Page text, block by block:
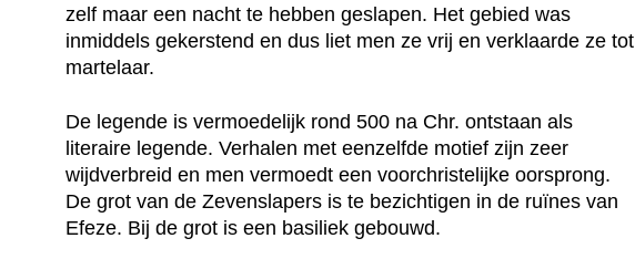
zelf maar een nacht te hebben geslapen. Het gebied was
inmiddels gekerstend en dus liet men ze vrij en verklaarde ze tot
martelaar.
De legende is vermoedelijk rond 500 na Chr. ontstaan als
literaire legende. Verhalen met eenzelfde motief zijn zeer
wijdverbreid en men vermoedt een voorchristelijke oorsprong.
De grot van de Zevenslapers is te bezichtigen in de ruïnes van
Efeze. Bij de grot is een basiliek gebouwd.